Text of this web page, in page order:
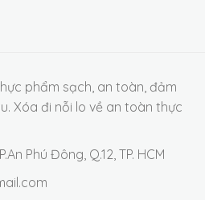
phẩm sạch, an toàn, đảm
Xóa đi nỗi lo về an toàn thực
Phú Đông, Q.12, TP. HCM